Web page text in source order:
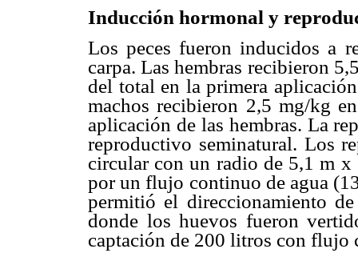
Inducción hormonal y
Los peces fueron inducidos a
carpa. Las hembras recibieron
del total en la primera
machos recibieron 2,5 mg/kg
aplicación de las hembras. La
reproductivo seminatural. Los
circular con un radio de 5,1 m
por un flujo continuo de agua
permitió el direccionamiento
donde los huevos fueron
captación de 200 litros con flujo